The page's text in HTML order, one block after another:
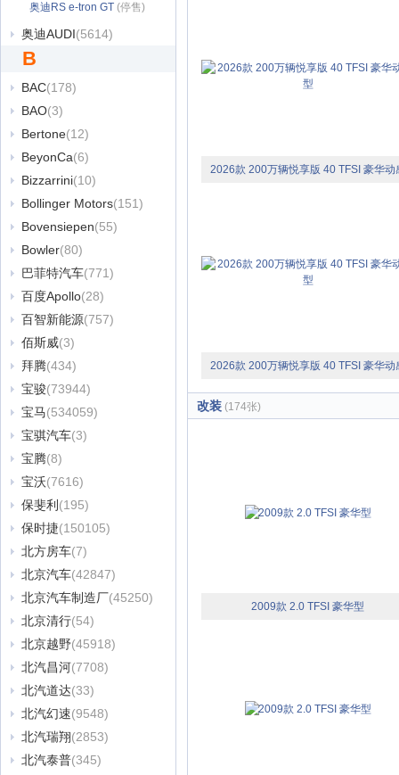
奥迪RS e-tron GT (停售)
(2157)
奥迪AUDI(5614)
B
BAC(178)
BAO(3)
Bertone(12)
BeyonCa(6)
Bizzarrini(10)
Bollinger Motors(151)
Bovensiepen(55)
Bowler(80)
巴菲特汽车(771)
百度Apollo(28)
百智新能源(757)
佰斯威(3)
拜腾(434)
宝骏(73944)
宝马(534059)
宝骐汽车(3)
宝腾(8)
宝沃(7616)
保斐利 (195)
保时捷(150105)
北方房车(7)
北京汽车(42847)
北京汽车制造厂(45250)
北京清行(54)
北京越野(45918)
北汽昌河(7708)
北汽道达(33)
北汽幻速(9548)
北汽瑞翔(2853)
北汽泰普(345)
2026款 200万辆悦享版 40 TFSI 豪华动
2026款 200万辆悦享版 40 TFSI 豪华动
型
改装 (174张)
2009款 2.0 TFSI 豪华型